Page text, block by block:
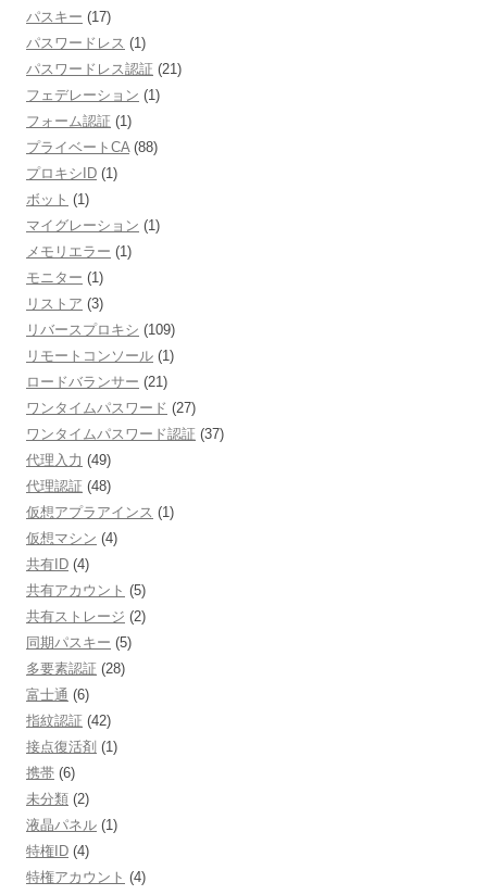
パスキー (17)
パスワードレス (1)
パスワードレス認証 (21)
フェデレーション (1)
フォーム認証 (1)
プライベートCA (88)
プロキシID (1)
ボット (1)
マイグレーション (1)
メモリエラー (1)
モニター (1)
リストア (3)
リバースプロキシ (109)
リモートコンソール (1)
ロードバランサー (21)
ワンタイムパスワード (27)
ワンタイムパスワード認証 (37)
代理入力 (49)
代理認証 (48)
仮想アプラアインス (1)
仮想マシン (4)
共有ID (4)
共有アカウント (5)
共有ストレージ (2)
同期パスキー (5)
多要素認証 (28)
富士通 (6)
指紋認証 (42)
接点復活剤 (1)
携帯 (6)
未分類 (2)
液晶パネル (1)
特権ID (4)
特権アカウント (4)